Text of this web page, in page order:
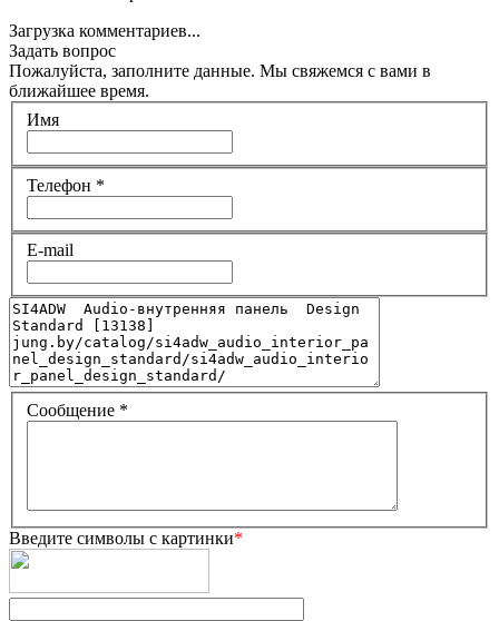
Загрузка комментариев...
Задать вопрос
Пожалуйста, заполните данные. Мы свяжемся с вами в
ближайшее время.
Имя
Телефон *
E-mail
Сообщение *
Введите символы с картинки*